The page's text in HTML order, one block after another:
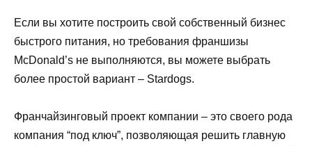
Если вы хотите построить свой собственный бизнес
быстрого питания, но требования франшизы
McDonald’s не выполняются, вы можете выбрать
более простой вариант – Stardogs.
Франчайзинговый проект компании – это своего рода
компания “под ключ”, позволяющая решить главную